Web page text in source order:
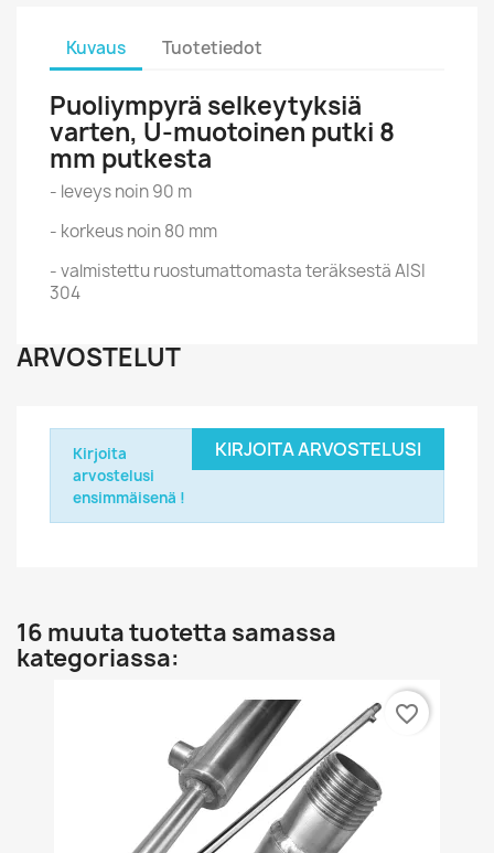
Kuvaus Tuotetiedot
Puoliympyrä selkeytyksiä
varten, U-muotoinen putki 8
mm putkesta
- leveys noin 90 m
- korkeus noin 80 mm
- valmistettu ruostumattomasta teräksestä AISI
304
ARVOSTELUT
KIRJOITA ARVOSTELUSI
Kirjoita
arvostelusi
ensimmäisenä !
16 muuta tuotetta samassa
kategoriassa:
favorite_border